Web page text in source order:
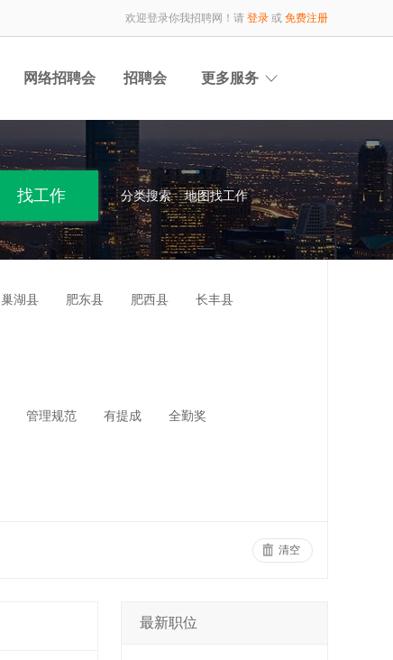
欢迎登录你我招聘网！请 登录 或 免费注册
网络招聘会 招聘会 更多服务
分类搜索 地图找工作
巢湖县 肥东县 肥西县 长丰县
管理规范 有提成 全勤奖
清空
最新职位